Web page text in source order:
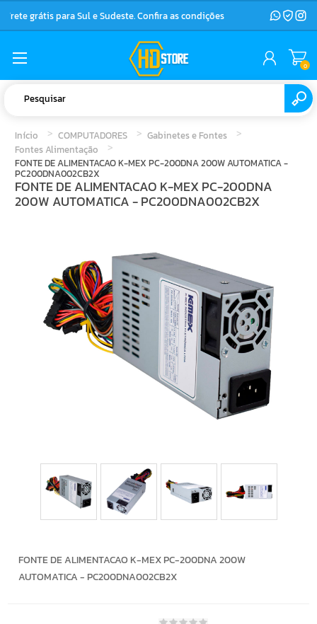
Frete grátis para Sul e Sudeste. Confira as condições
0
Início COMPUTADORES
Gabinetes e Fontes
Fontes Alimentação
FONTE DE ALIMENTACAO K-MEX PC-200DNA 200W AUTOMATICA -
PC200DNA002CB2X
FONTE DE ALIMENTACAO K-MEX PC-200DNA
200W AUTOMATICA - PC200DNA002CB2X
FONTE DE ALIMENTACAO K-MEX PC-200DNA 200W
AUTOMATICA - PC200DNA002CB2X